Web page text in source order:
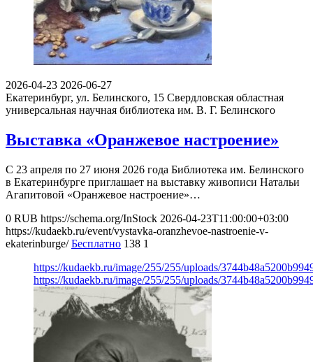
2026-04-23 2026-06-27
Екатеринбург, ул. Белинского, 15 Свердловская областная
универсальная научная библиотека им. В. Г. Белинского
Выставка «Оранжевое настроение»
С 23 апреля по 27 июня 2026 года Библиотека им. Белинского
в Екатеринбурге приглашает на выставку живописи Натальи
Агапитовой «Оранжевое настроение»…
0 RUB https://schema.org/InStock 2026-04-23T11:00:00+03:00
https://kudaekb.ru/event/vystavka-oranzhevoe-nastroenie-v-
ekaterinburge/ Бесплатно 138 1
https://kudaekb.ru/image/255/255/uploads/
https://kudaekb.ru/image/255/255/uploads/